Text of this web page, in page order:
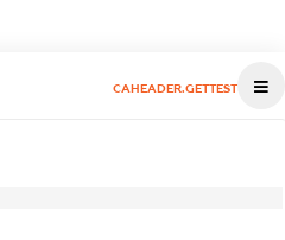
CAHEADER.GETTEST